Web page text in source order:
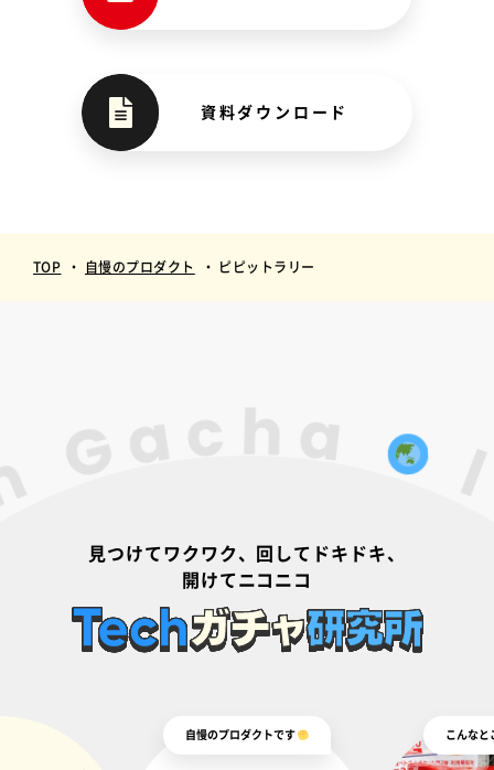
資料ダウンロード
TOP 自慢のプロダクト ピピットラリー
見つけてワクワク、回してドキドキ、
開けてニコニコ
自慢のプロダクトです こんなと